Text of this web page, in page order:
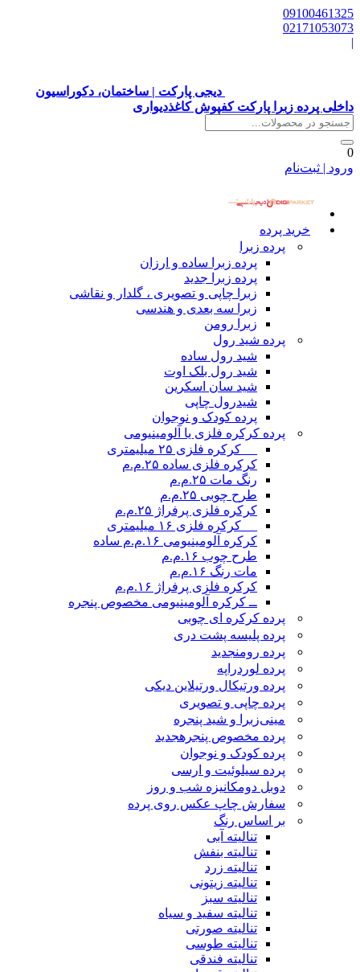
09100461325
02171053073
|
دیجی پارکت | ساختمان، دکوراسیون
داخلی پرده زبرا پارکت کفپوش کاغذدیواری
0
ورود | ثبت‌نام
خرید پرده
پرده زبرا
پرده زبرا ساده و ارزان
پرده زبرا جدید
زبرا چاپی و تصویری ، گلدار و نقاشی
زبرا سه بعدی و هندسی
زبرا رومن
پرده شید رول
شید رول ساده
شید رول بلک اوت
شید سان اسکرین
شیدرول چاپی
پرده کودک و نوجوان
پرده کرکره فلزی یا آلومینیومی
__ کرکره فلزی ۲۵ میلیمتری
کرکره فلزی ساده ۲۵.م.م
رنگ مات ۲۵.م.م
طرح چوبی ۲۵.م.م
کرکره فلزی پرفراژ ۲۵.م.م
__ کرکره فلزی ۱۶ میلیمتری
کرکره آلومینیومی ۱۶.م.م ساده
طرح چوب ۱۶.م.م
مات رنگ ۱۶.م.م
کرکره فلزی پرفراژ ۱۶.م.م
ــ کرکره آلومینیومی مخصوص پنجره
پرده کرکره ای چوبی
پرده پلیسه پشت دری
پرده رومنجدید
پرده لوردراپه
پرده ورتیکال ورتیلاین دیکی
پرده چاپی و تصویری
مینی‌زبرا و شید پنجره
پرده مخصوص پنجرهجدید
پرده کودک و نوجوان
پرده سیلوئیت و ارسی
دوبل دومکانیزه شب و روز
سفارش چاپ عکس روی پرده
بر اساس رنگ
تنالیته آبی
تنالیته بنفش
تنالیته زرد
تنالیته زیتونی
تنالیته سبز
تنالیته سفید و سیاه
تنالیته صورتی
تنالیته طوسی
تنالیته فندقی